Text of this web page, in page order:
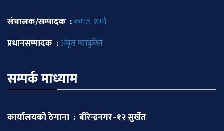
संचालक/सम्पादक :कमल शर्मा
प्रधानसम्पादक :अमृत प्याकुरेल
सम्पर्क माध्याम
कार्यालयको ठेगाना : बीरेन्द्रनगर–१२ सुर्खेत